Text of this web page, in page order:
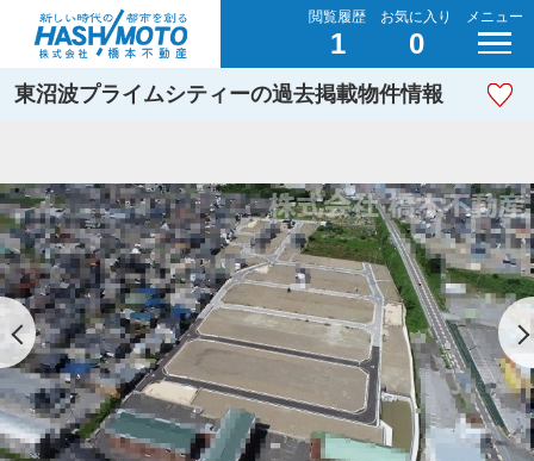
閲覧履歴
1
お気に入り
0
メニュー
東沼波プライムシティーの過去掲載物件情報